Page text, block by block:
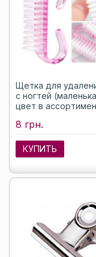
Щетка для
с ногтей
цвет в
8 грн.
КУПИТЬ